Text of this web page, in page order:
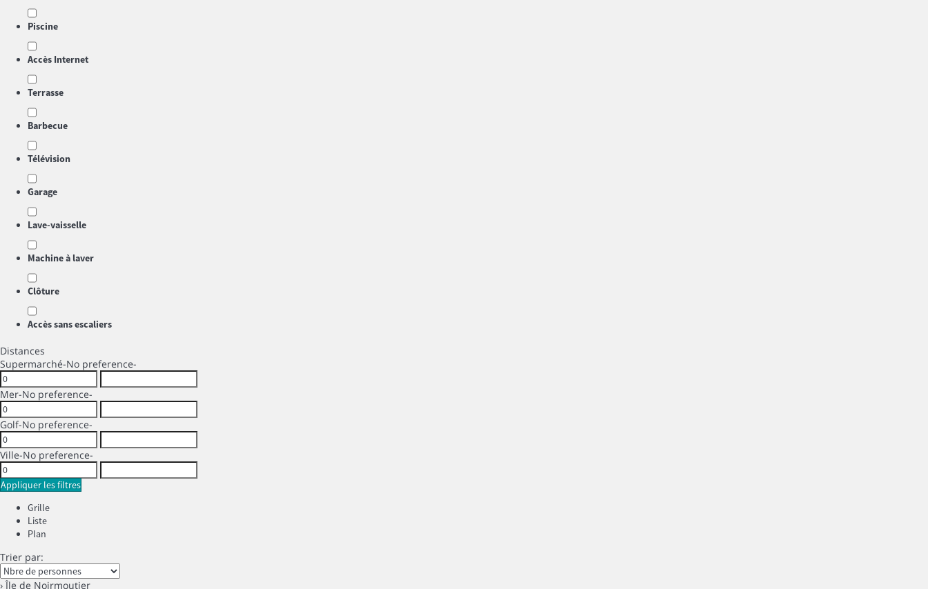
Piscine
Accès Internet
Terrasse
Barbecue
Télévision
Garage
Lave-vaisselle
Machine à laver
Clôture
Accès sans escaliers
Distances
Supermarché-No preference-
Mer-No preference-
Golf-No preference-
Ville-No preference-
Appliquer les filtres
Grille
Liste
Plan
Trier par:
› Île de Noirmoutier